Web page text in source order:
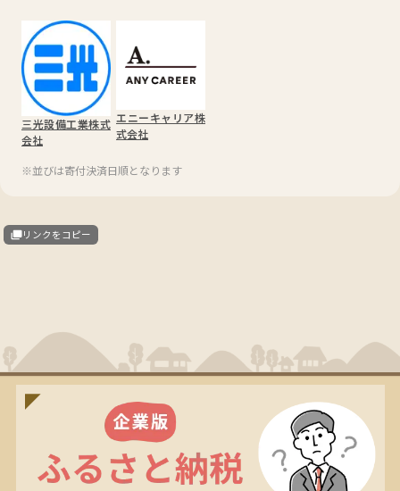
リンクをコピー
三光設備工業株式
会社
エニーキャリア株
式会社
※並びは寄付決済日順となります